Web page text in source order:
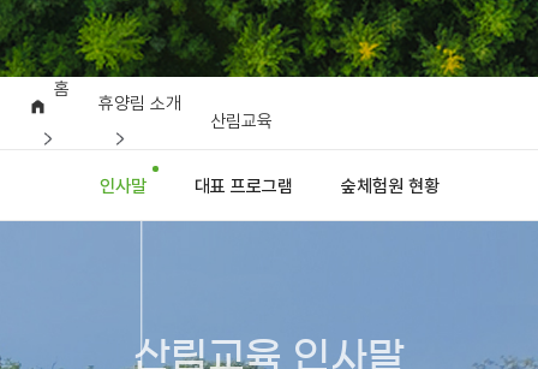
홈
휴양림 소개
산림교육
인사말 대표 프로그램 숲체험원 현황
산림교육 인사말